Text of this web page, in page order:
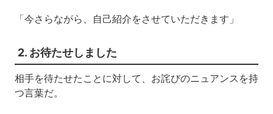
「今さらながら、自己紹介をさせていただきます」
2. お待たせしました
相手を待たせたことに対して、お詫びのニュアンスを持
つ言葉だ。